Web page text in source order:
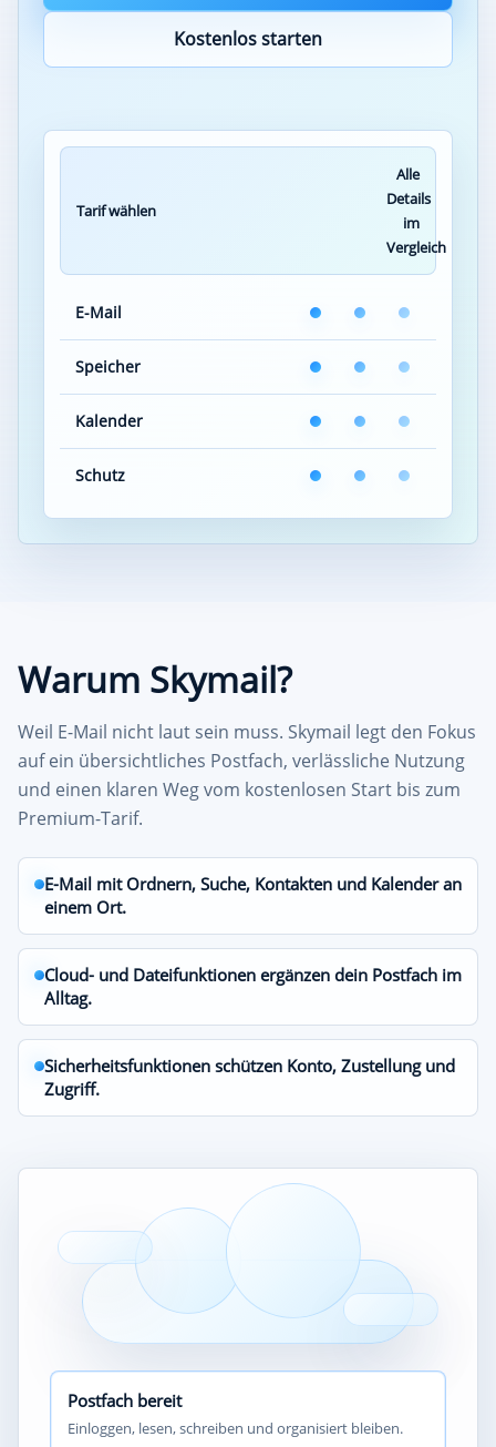
Kostenlos starten
Tarif wählen
Alle
Details
im
Vergleich
E-Mail
Speicher
Kalender
Schutz
Warum Skymail?
Weil E-Mail nicht laut sein muss. Skymail legt den Fokus
auf ein übersichtliches Postfach, verlässliche Nutzung
und einen klaren Weg vom kostenlosen Start bis zum
Premium-Tarif.
E-Mail mit Ordnern, Suche, Kontakten und Kalender an
einem Ort.
Cloud- und Dateifunktionen ergänzen dein Postfach im
Alltag.
Sicherheitsfunktionen schützen Konto, Zustellung und
Zugriff.
Postfach bereit
Einloggen, lesen, schreiben und organisiert bleiben.